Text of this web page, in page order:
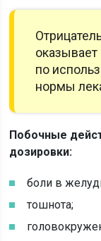
по
нормы
Побочные
дозировки:
боли в
тошнота;